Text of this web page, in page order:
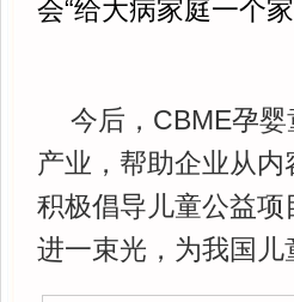
会“给大病家庭一个
今后，CBME孕
产业，帮助企业从
积极倡导儿童公益
进一束光，为我国